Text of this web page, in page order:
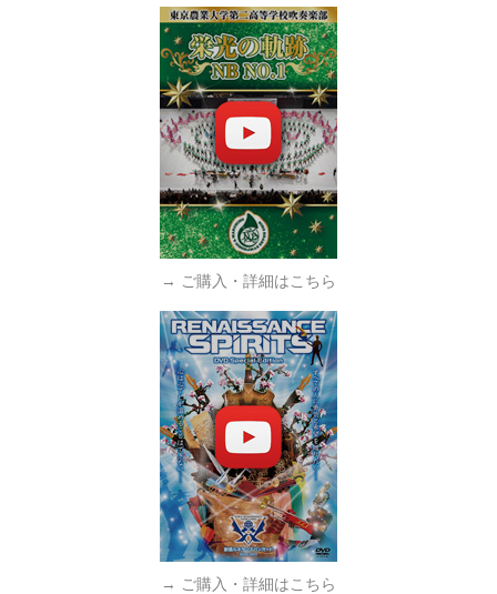
→ ご購入・詳細はこちら
→ ご購入・詳細はこちら